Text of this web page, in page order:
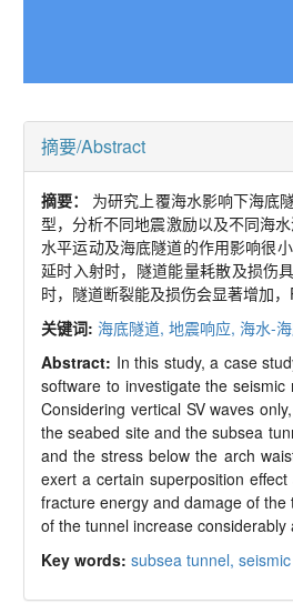
摘要/Abstract
摘要： 为研究上覆海水影响下海底
型，分析不同地震激励以及不同海
水平运动及海底隧道的作用影响很小
延时入射时，隧道能量耗散及损伤
时，隧道断裂能及损伤会显著增加，
关键词: 海底隧道, 地震响应, 海水-
Abstract: In this study, a case
software to investigate the
Considering vertical SV waves
the seabed site and the subsea
and the stress below the arch
exert a certain superposition
fracture energy and damage of
of the tunnel increase
Key words: subsea tunnel,